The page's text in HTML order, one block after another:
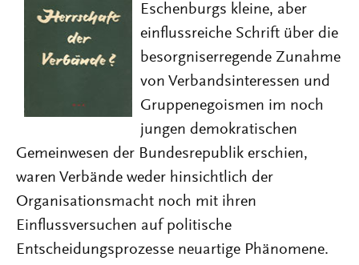
Eschenburgs kleine, aber
einflussreiche Schrift über die
besorgniserregende Zunahme
von Verbandsinteressen und
Gruppenegoismen im noch
jungen demokratischen
Gemeinwesen der Bundesrepublik erschien,
waren Verbände weder hinsichtlich der
Organisationsmacht noch mit ihren
Einflussversuchen auf politische
Entscheidungsprozesse neuartige Phänomene.